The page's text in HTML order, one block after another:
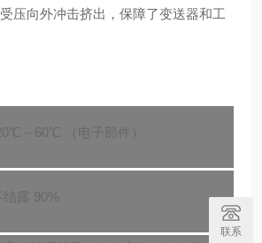
压向外冲击挤出，保障了变送器和工
～60℃ （电子部件）
结露 90%
联系